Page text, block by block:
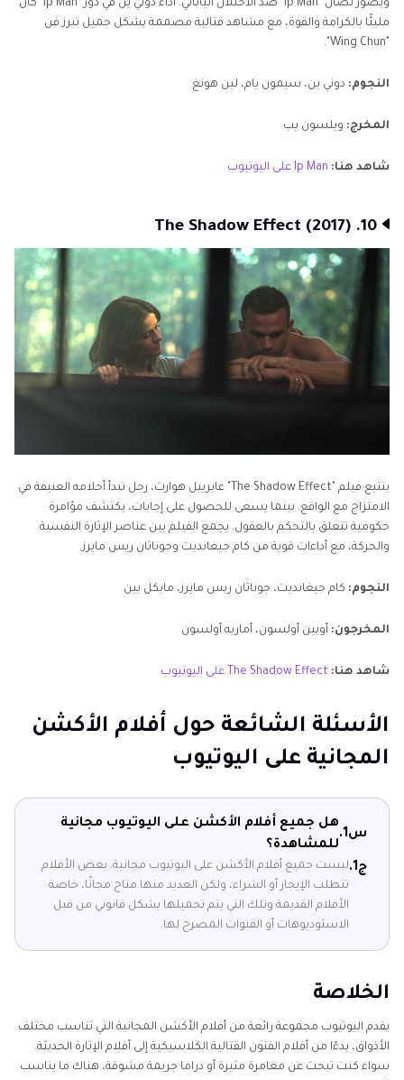
ويصور نضال "Ip Man" ضد الاحتلال الياباني. أداء دوني ين في دور "Ip Man" كان
مليئًا بالكرامة والقوة، مع مشاهد قتالية مصممة بشكل جميل تبرز فن
النجوم: دوني ين، سيمون يام، لين هونغ
المخرج: ويلسون يب
شاهد هنا: Ip Man على اليوتيوب
10. The Shadow Effect (2017)
يتتبع فيلم "The Shadow Effect" غابرييل هوارث، رجل تبدأ أحلامه العنيفة في
الامتزاج مع الواقع. بينما يسعى للحصول على إجابات، يكتشف مؤامرة
حكومية تتعلق بالتحكم بالعقول. يجمع الفيلم بين عناصر الإثارة النفسية
والحركة، مع أداءات قوية من كام جيغانديت وجوناثان ريس مايرز.
النجوم: كام جيغانديت، جوناثان ريس مايرز، مايكل بين
المخرجون: أوبين أولسون، أماريه أولسون
شاهد هنا: The Shadow Effect على اليوتيوب
الأسئلة الشائعة حول أفلام الأكشن
المجانية على اليوتيوب
س1.
هل جميع أفلام الأكشن على اليوتيوب مجانية
للمشاهدة؟
ج1.
ليست جميع أفلام الأكشن على اليوتيوب مجانية. بعض الأفلام
تتطلب الإيجار أو الشراء، ولكن العديد منها متاح مجانًا، خاصة
الأفلام القديمة وتلك التي يتم تحميلها بشكل قانوني من قبل
الاستوديوهات أو القنوات المصرح لها.
الخلاصة
يقدم اليوتيوب مجموعة رائعة من أفلام الأكشن المجانية التي تناسب مختلف
الأذواق، بدءًا من أفلام الفنون القتالية الكلاسيكية إلى أفلام الإثارة الحديثة.
سواء كنت تبحث عن مغامرة مثيرة أو دراما جريمة مشوقة، هناك ما يناسب